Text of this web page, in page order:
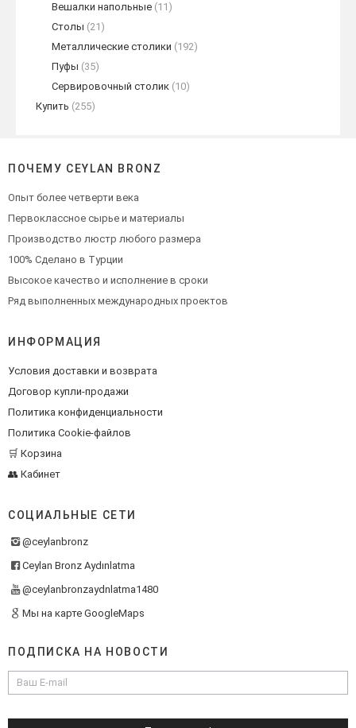
Вешалки напольные (11)
Столы (21)
Металлические столики (192)
Пуфы (35)
Сервировочный столик (10)
Купить (255)
ПОЧЕМУ CEYLAN BRONZ
Опыт более четверти века
Первоклассное сырье и материалы
Производство люстр любого размера
100% Сделано в Турции
Высокое качество и исполнение в сроки
Ряд выполненных международных проектов
ИНФОРМАЦИЯ
Условия доставки и возврата
Договор купли-продажи
Политика конфиденциальности
Политика Cookie-файлов
🛒 Корзина
👥 Кабинет
СОЦИАЛЬНЫЕ СЕТИ
@ceylanbronz
Ceylan Bronz Aydınlatma
@ceylanbronzaydnlatma1480
Мы на карте GoogleMaps
ПОДПИСКА НА НОВОСТИ